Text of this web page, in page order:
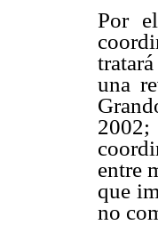
Por
una
entre
que
no